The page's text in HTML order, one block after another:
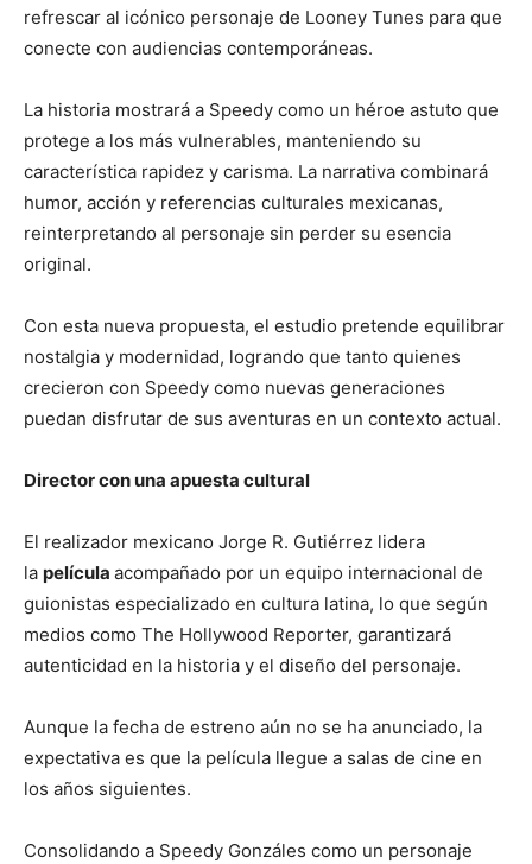
refrescar al icónico personaje de Looney Tunes para que
conecte con audiencias contemporáneas.
La historia mostrará a Speedy como un héroe astuto que
protege a los más vulnerables, manteniendo su
característica rapidez y carisma. La narrativa combinará
humor, acción y referencias culturales mexicanas,
reinterpretando al personaje sin perder su esencia
original.
Con esta nueva propuesta, el estudio pretende equilibrar
nostalgia y modernidad, logrando que tanto quienes
crecieron con Speedy como nuevas generaciones
puedan disfrutar de sus aventuras en un contexto actual.
Director con una apuesta cultural
El realizador mexicano Jorge R. Gutiérrez lidera
la película acompañado por un equipo internacional de
guionistas especializado en cultura latina, lo que según
medios como The Hollywood Reporter, garantizará
autenticidad en la historia y el diseño del personaje.
Aunque la fecha de estreno aún no se ha anunciado, la
expectativa es que la película llegue a salas de cine en
los años siguientes.
Consolidando a Speedy Gonzáles como un personaje